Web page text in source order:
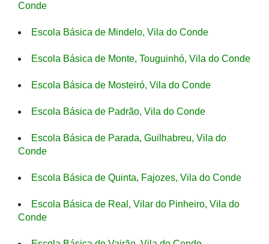
Conde
Escola Básica de Mindelo, Vila do Conde
Escola Básica de Monte, Touguinhó, Vila do Conde
Escola Básica de Mosteiró, Vila do Conde
Escola Básica de Padrão, Vila do Conde
Escola Básica de Parada, Guilhabreu, Vila do
Conde
Escola Básica de Quinta, Fajozes, Vila do Conde
Escola Básica de Real, Vilar do Pinheiro, Vila do
Conde